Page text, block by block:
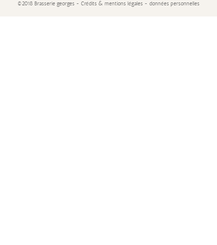
©2018 Brasserie georges - Crédits & mentions légales - données personnelles